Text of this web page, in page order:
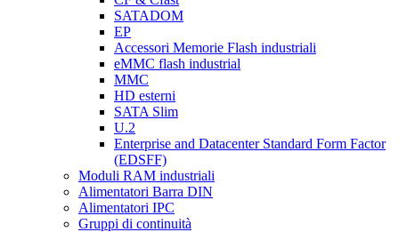
SATADOM
EP
Accessori Memorie Flash industriali
eMMC flash industrial
MMC
HD esterni
SATA Slim
U.2
Enterprise and Datacenter Standard Form Factor
(EDSFF)
Moduli RAM industriali
Alimentatori Barra DIN
Alimentatori IPC
Gruppi di continuità